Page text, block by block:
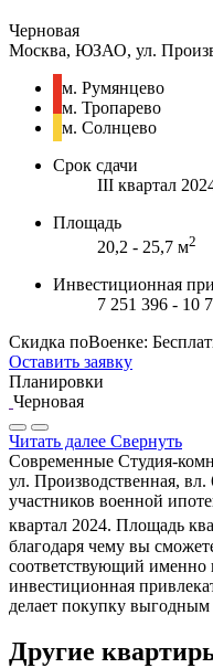
Черновая
Москва, ЮЗАО, ул.
м. Румянцево
м. Тропарево
м. Солнцево
Срок сдачи
III квартал
Площадь
20,2 - 25,7 м2
Инвестиционная
7 251 396 - 10
Скидка поВоенке:
Оставить заявку
Планировки
Черновая
Читать далее Свернуть
Современные Студия-
ул. Производственная,
участников военной
квартал 2024. Площадь
благодаря чему вы
соответствующий
инвестиционная
делает покупку
Другие